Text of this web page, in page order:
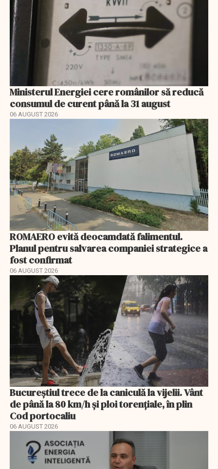
Ministerul Energiei cere românilor să reducă
consumul de curent până la 31 august
06 AUGUST 2026
ROMAERO evită deocamdată falimentul.
Planul pentru salvarea companiei strategice a
fost confirmat
06 AUGUST 2026
Bucureștiul trece de la caniculă la vijelii. Vânt
de până la 80 km/h și ploi torențiale, în plin
Cod portocaliu
06 AUGUST 2026